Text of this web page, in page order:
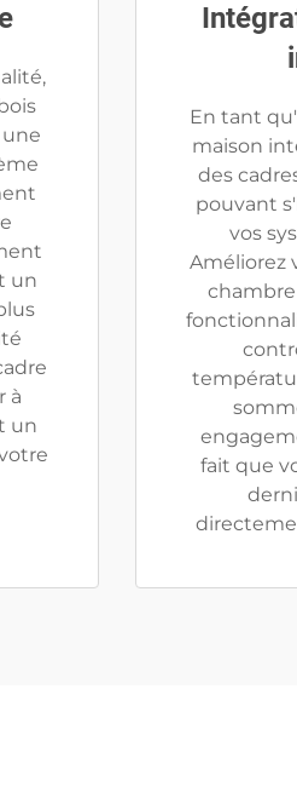
un
à
un
En tant
maison
des
pouvant
vos
Améliorez
chambre
fait que